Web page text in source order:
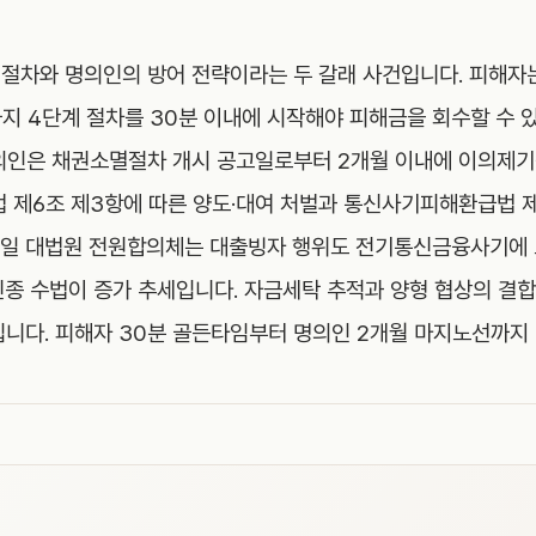
차와 명의인의 방어 전략이라는 두 갈래 사건입니다. 피해
4단계 절차를 30분 이내에 시작해야 피해금을 회수할 수
은 채권소멸절차 개시 공고일로부터 2개월 이내에 이의제
제6조 제3항에 따른 양도·대여 처벌과 통신사기피해환급법
법원 전원합의체는 대출빙자 행위도 전기통신금융사기에
수법이 증가 추세입니다. 자금세탁 추적과 양형 협상의 결
다. 피해자 30분 골든타임부터 명의인 2개월 마지노선까